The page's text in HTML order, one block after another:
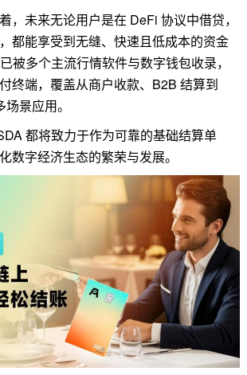
，未来无论用户是在 DeFi 协议中借贷，
都能享受到无缝、快速且低成本的资金
被多个主流行情软件与数字钱包收录，
终端，覆盖从商户收款、B2B 结算到
景应用。
都将致力于作为可靠的基础结算单
数字经济生态的繁荣与发展。